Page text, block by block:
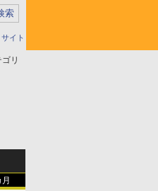
イト
リ